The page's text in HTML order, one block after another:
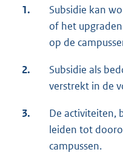
1.
Subsidie kan
of het
op de
2.
Subsidie als
verstrekt in de
3.
De activiteiten,
leiden tot
campussen.